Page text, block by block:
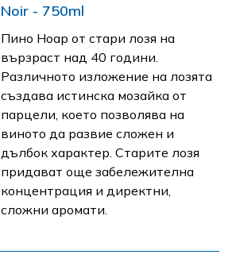
Noir - 750ml
Пино Ноар от стари лозя на
вързраст над 40 години.
Различното изложение на лозята
създава истинска мозайка от
парцели, което позволява на
виното да развие сложен и
дълбок характер. Старите лозя
придават още забележителна
концентрация и директни,
сложни аромати.